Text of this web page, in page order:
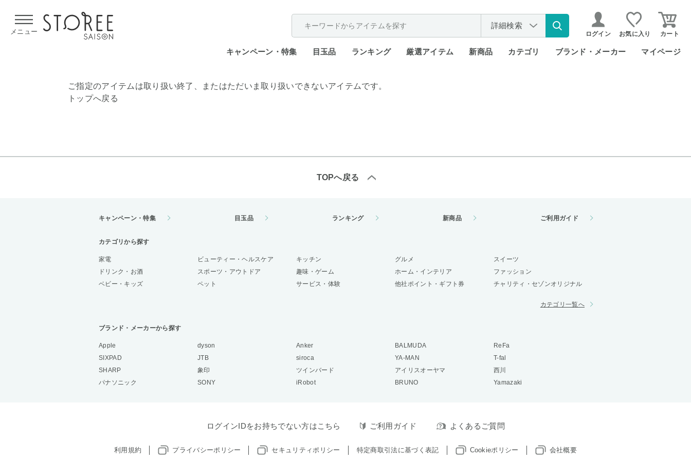
メニュー
詳細検索
ログイン お気に入り カート
キャンペーン・特集 目玉品 ランキング 厳選アイテム 新商品 カテゴリ ブランド・メーカー マイページ
ご指定のアイテムは取り扱い終了、またはただいま取り扱いできないアイテムです。
トップへ戻る
TOPへ戻る
キャンペーン・特集 目玉品 ランキング 新商品 ご利用ガイド
カテゴリから探す
家電 ビューティー・ヘルスケア キッチン グルメ
スイーツ
ドリンク・お酒
スポーツ・アウトドア 趣味・ゲーム ホーム・インテリア
ファッション
ベビー・キッズ
ペット サービス・体験 他社ポイント・ギフト券 チャリティ・セゾンオリジナル
カテゴリ一覧へ
ブランド・メーカーから探す
Apple dyson Anker BALMUDA
ReFa
SIXPAD
JTB siroca YA-MAN
T-fal
SHARP
象印 ツインバード アイリスオーヤマ
西川
パナソニック
SONY iRobot BRUNO Yamazaki
ログインIDをお持ちでない方はこちら ご利用ガイド よくあるご質問
利用規約 プライバシーポリシー セキュリティポリシー 特定商取引法に基づく表記 Cookieポリシー 会社概要